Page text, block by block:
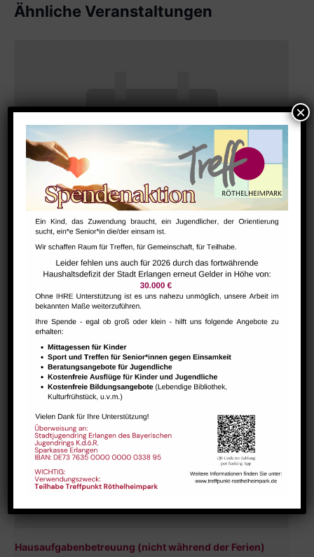
Ähnliche Veranstaltungen
Bharathanatiyam Kindertanzgruppe
Hausaufgabenbetreuung (nicht während der Ferien)